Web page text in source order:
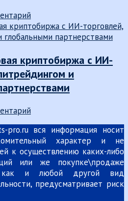
криптобиржа с ИИ-
и
pro.ru вся информация носит
характер и не
к осуществлению каких-либо
или же покупке\продаже
как и любой другой вид
предусматривает риск